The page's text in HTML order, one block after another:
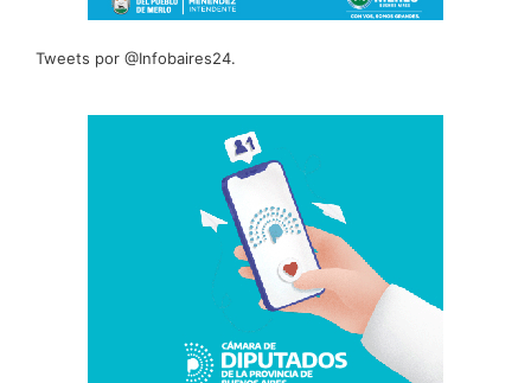
Tweets por @Infobaires24.